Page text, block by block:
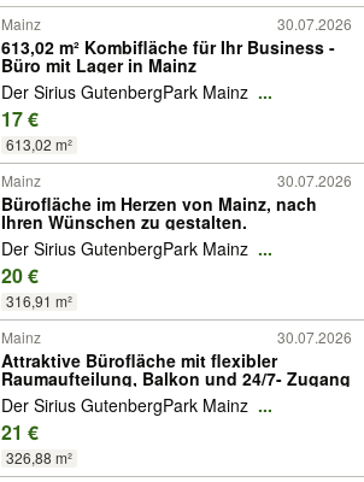
Mainz 30.07.2026
613,02 m² Kombifläche für Ihr Business -
Büro mit Lager in Mainz
Der Sirius GutenbergPark Mainz ...
17 €
613,02 m²
Mainz 30.07.2026
Bürofläche im Herzen von Mainz, nach
Ihren Wünschen zu gestalten.
Der Sirius GutenbergPark Mainz ...
20 €
316,91 m²
Mainz 30.07.2026
Attraktive Bürofläche mit flexibler
Raumaufteilung, Balkon und 24/7- Zugang
Der Sirius GutenbergPark Mainz ...
21 €
326,88 m²